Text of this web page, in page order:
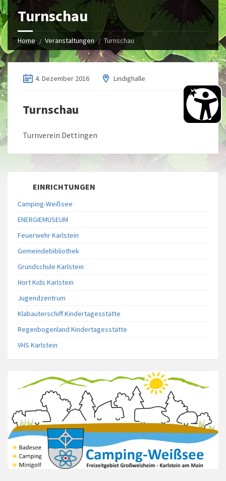
Turnschau
Home Veranstaltungen Turnschau
4. Dezember 2016 Lindighalle
Turnschau
Turnverein Dettingen
EINRICHTUNGEN
Camping-Weißsee
ENERGIEMUSEUM
Feuerwehr Karlstein
Gemeindebibliothek
Grundschule Karlstein
Hort Kids Karlstein
Jugendzentrum
Klabauterschiff Kindertagesstätte
Regenbogenland Kindertagesstätte
VHS Karlstein